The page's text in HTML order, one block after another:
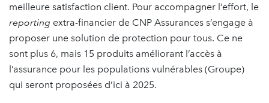
meilleure satisfaction client. Pour accompagner l’effort, le
reporting extra-financier de CNP Assurances s’engage à
proposer une solution de protection pour tous. Ce ne
sont plus 6, mais 15 produits améliorant l’accès à
l’assurance pour les populations vulnérables (Groupe)
qui seront proposées d’ici à 2025.